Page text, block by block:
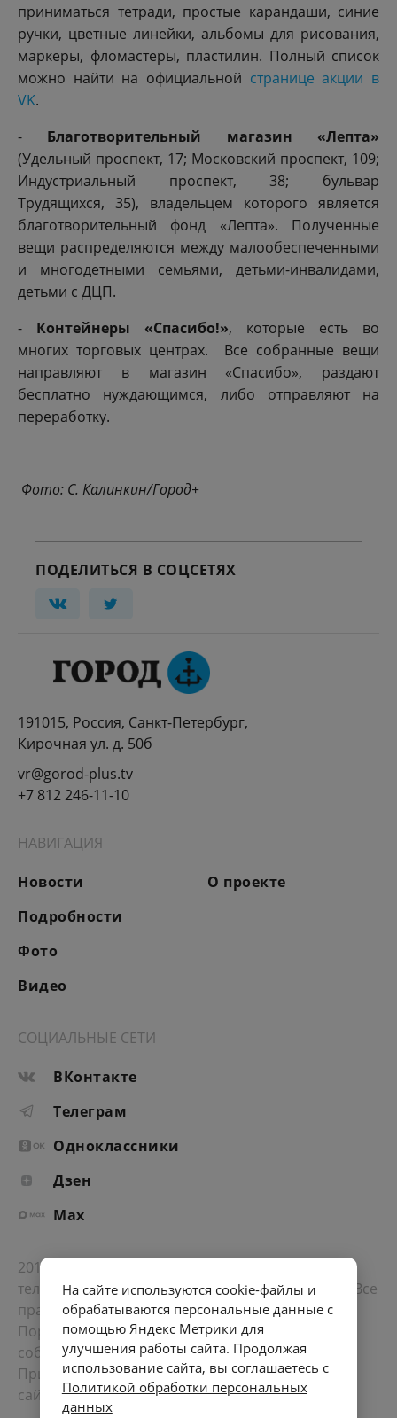
приниматься тетради, простые карандаши, синие
ручки, цветные линейки, альбомы для рисования,
маркеры, фломастеры, пластилин. Полный список
можно найти на официальной странице акции в
VK.
- Благотворительный магазин «Лепта»
(Удельный проспект, 17; Московский проспект, 109;
Индустриальный проспект, 38; бульвар
Трудящихся, 35), владельцем которого является
благотворительный фонд «Лепта». Полученные
вещи распределяются между малообеспеченными
и многодетными семьями, детьми-инвалидами,
детьми с ДЦП.
- Контейнеры «Спасибо!», которые есть во
многих торговых центрах. Все собранные вещи
направляют в магазин «Спасибо», раздают
бесплатно нуждающимся, либо отправляют на
переработку.
Фото: С. Калинкин/Город+
ПОДЕЛИТЬСЯ В СОЦСЕТЯХ
191015, Россия, Санкт-Петербург,
Кирочная ул. д. 50б
vr@gorod-plus.tv
+7 812 246-11-10
НАВИГАЦИЯ
Новости
Подробности
Фото
Видео
О проекте
СОЦИАЛЬНЫЕ СЕТИ
ВКонтакте
Телеграм
Одноклассники
Дзен
Max
2012-2026 © Портал «Электронное интернет-
телевидение правительства Санкт-Петербурга». Все
права защищены.
Портал Санкт-Петербурга- о его людях, жизни,
событиях, последних новостях.
При перепечатке материалов, прямая ссылка на
сайт обязательна. Возрастное ограничение 12+.
На сайте используются cookie-файлы и
обрабатываются персональные данные с
помощью Яндекс Метрики для
улучшения работы сайта. Продолжая
использование сайта, вы соглашаетесь с
Политикой обработки персональных
данных